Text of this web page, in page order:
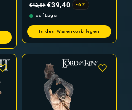
Preis
€42,00 €39,40
-6%
auf Lager
In den Warenkorb legen